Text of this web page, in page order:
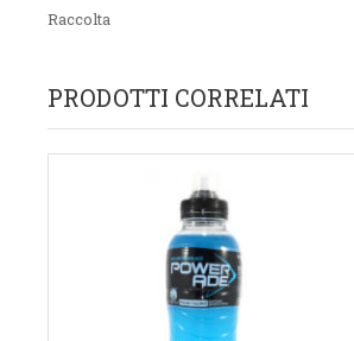
Raccolta
PRODOTTI CORRELATI